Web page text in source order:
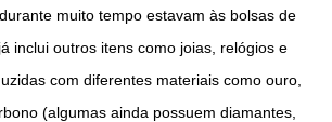
muito tempo estavam às bolsas de
inclui outros itens como joias, relógios e
com diferentes materiais como ouro,
(algumas ainda possuem diamantes,